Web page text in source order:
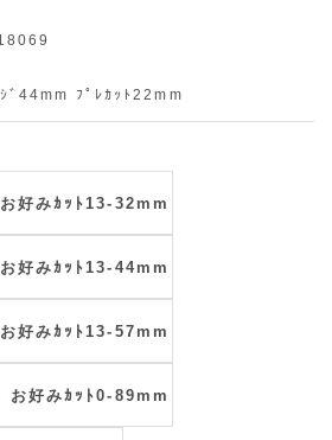
ﾞ44mm ﾌﾟﾚｶｯﾄ22mm
好みｶｯﾄ13-32mm
好みｶｯﾄ13-44mm
好みｶｯﾄ13-57mm
好みｶｯﾄ0-89mm